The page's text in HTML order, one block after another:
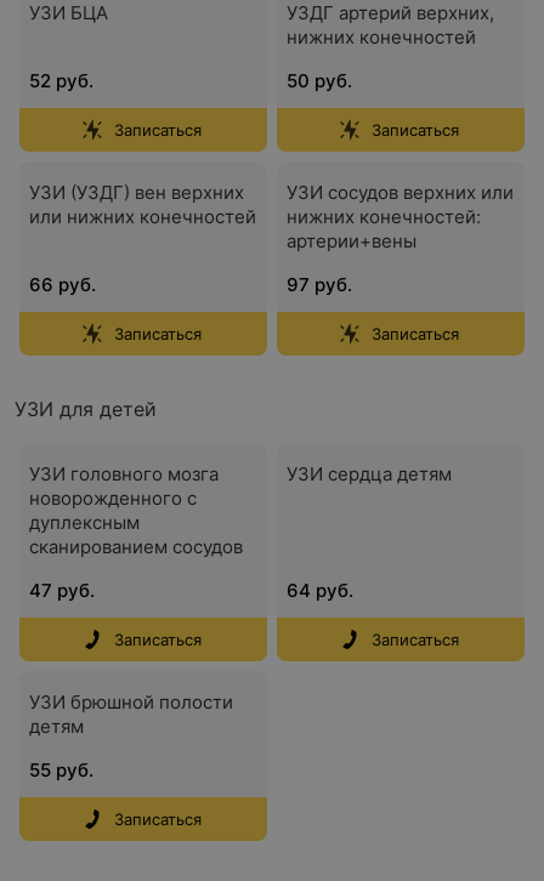
УЗИ БЦА
52 руб.
Записаться
УЗДГ артерий верхних,
нижних конечностей
50 руб.
Записаться
УЗИ (УЗДГ) вен верхних
или нижних конечностей
66 руб.
Записаться
УЗИ сосудов верхних или
нижних конечностей:
артерии+вены
97 руб.
Записаться
УЗИ для детей
УЗИ головного мозга
новорожденного с
дуплексным
сканированием сосудов
47 руб.
Записаться
УЗИ сердца детям
64 руб.
Записаться
УЗИ брюшной полости
детям
55 руб.
Записаться